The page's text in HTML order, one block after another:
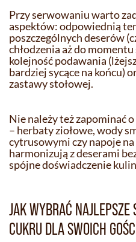
Przy serwowaniu warto
aspektów: odpowiednią
poszczególnych deserów
chłodzenia aż do
kolejność podawania
bardziej sycące na końcu)
zastawy stołowej.
Nie należy też zapominać
– herbaty ziołowe, wody
cytrusowymi czy napoje
harmonizują z deserami
spójne doświadczenie
JAK WYBRAĆ NAJLEPSZE
CUKRU DLA SWOICH